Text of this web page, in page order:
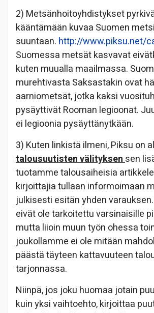
2) Metsänhoitoyhdistykset
kääntämään kuvaa Suomen
suuntaan. http://www.piksu.net/
Suomessa metsät kasvavat
kuten muualla maailmassa.
murehtivasta Saksastakin ovat
aarniometsät, jotka kaksi
pysäyttivät Rooman legioonat.
ei legioonia pysäyttänytkään.
3) Kuten linkistä ilmeni, Piksu on
talousuutisten välityksensen
tuotamme talousaiheisia
kirjoittajia tullaan informoimaan
julkisesti esitän yhden
eivät ole tarkoitettu varsinaisille
mutta liioin muun työn ohessa
joukollamme ei ole mitään
päästä täyteen kattavuuteen
tarjonnassa.
Niinpä, jos joku huomaa jotain
kuin yksi vaihtoehto, kirjoittaa